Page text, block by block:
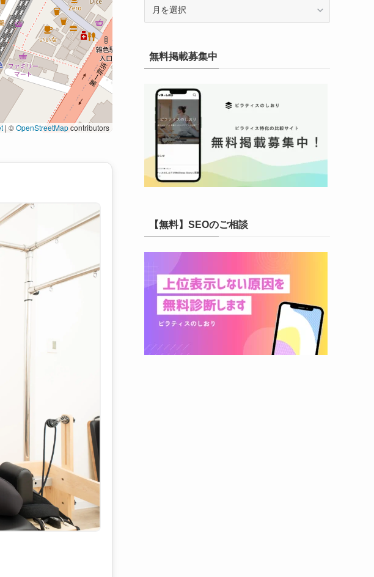
| ©OpenStreetMapcontributors
ブ無料掲載募集中
【無料】SEOのご相談